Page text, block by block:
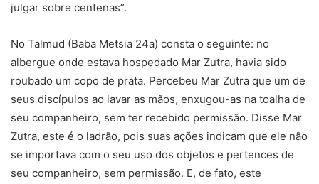
julgar sobre centenas”.
No Talmud (Baba Metsia 24a) consta o seguinte: no
albergue onde estava hospedado Mar Zutra, havia sido
roubado um copo de prata. Percebeu Mar Zutra que um de
seus discípulos ao lavar as mãos, enxugou-as na toalha de
seu companheiro, sem ter recebido permissão. Disse Mar
Zutra, este é o ladrão, pois suas ações indicam que ele não
se importava com o seu uso dos objetos e pertences de
seu companheiro, sem permissão. E, de fato, este